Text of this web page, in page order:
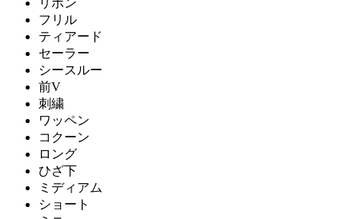
フリル
ティアード
セーラー
シースルー
前V
刺繍
ワッペン
コクーン
ロング
ひざ下
ミディアム
ショート